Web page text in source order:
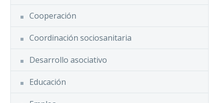
Cooperación
Coordinación sociosanitaria
Desarrollo asociativo
Educación